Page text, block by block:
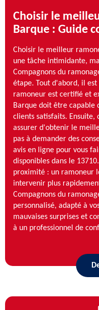
Choisir le
Barque : Guide
Choisir le meilleur
une tâche intimidante,
Compagnons du
étape. Tout d'abord, il
ramoneur est certifié et
Barque doit être capable
clients satisfaits. Ensuite,
assurer d'obtenir le
pas à demander des
avis en ligne pour vous
disponibles dans le
proximité : un ramoneur
intervenir plus
Compagnons du
personnalisé, adapté à
mauvaises surprises et
à un professionnel de